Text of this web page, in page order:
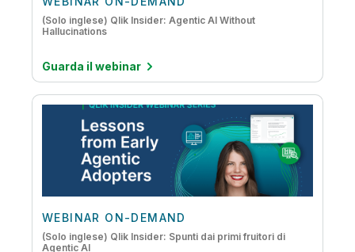
(Solo inglese) Qlik Insider: Agentic AI Without
Hallucinations
Guarda il webinar
WEBINAR ON-DEMAND
(Solo inglese) Qlik Insider: Spunti dai primi fruitori di
Agentic AI